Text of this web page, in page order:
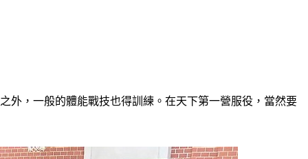
外，一般的體能戰技也得訓練。在天下第一營服役，當然要